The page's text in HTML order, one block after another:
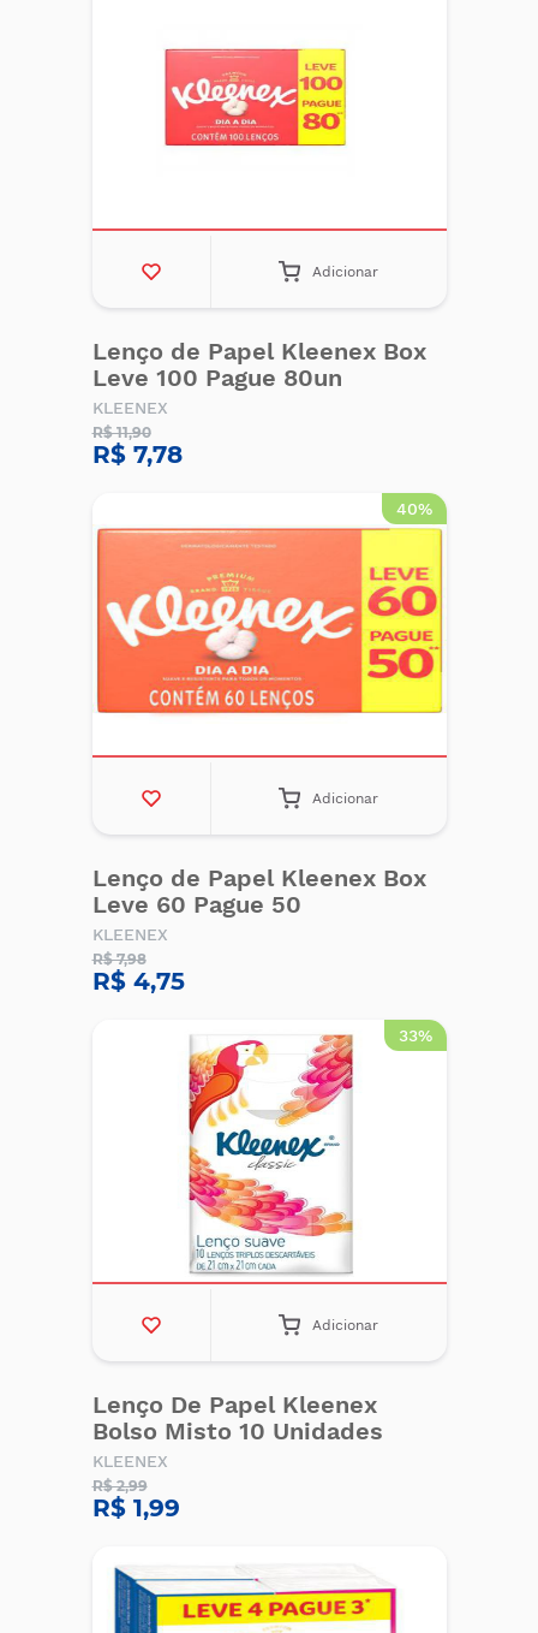
Adicionar
Lenço de Papel Kleenex Box
Leve 100 Pague 80un
KLEENEX
R$ 11,90
R$ 7,78
40%
Adicionar
Lenço de Papel Kleenex Box
Leve 60 Pague 50
KLEENEX
R$ 7,98
R$ 4,75
33%
Adicionar
Lenço De Papel Kleenex
Bolso Misto 10 Unidades
KLEENEX
R$ 2,99
R$ 1,99